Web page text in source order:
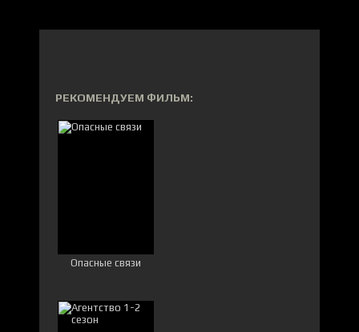
РЕКОМЕНДУЕМ ФИЛЬМ:
Опасные связи